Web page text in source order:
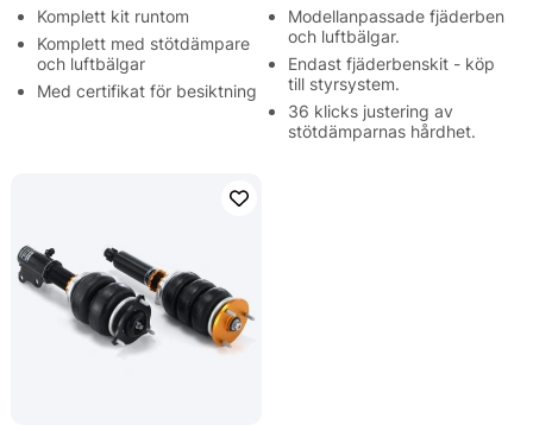
Komplett kit runtom
Komplett med stötdämpare
och luftbälgar
Med certifikat för besiktning
Modellanpassade fjäderben
och luftbälgar.
Endast fjäderbenskit - köp
till styrsystem.
36 klicks justering av
stötdämparnas hårdhet.